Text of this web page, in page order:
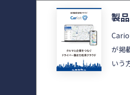
製
が掲
いう